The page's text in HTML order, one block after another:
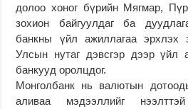
долоо хоног бүрийн Мягмар,
зохион байгуулдаг ба
банкны үйл ажиллагаа эрхлэх
Улсын нутаг дэвсгэр дээр үйл
банкууд оролцдог.
Монголбанк нь валютын
аливаа мэдээллийг